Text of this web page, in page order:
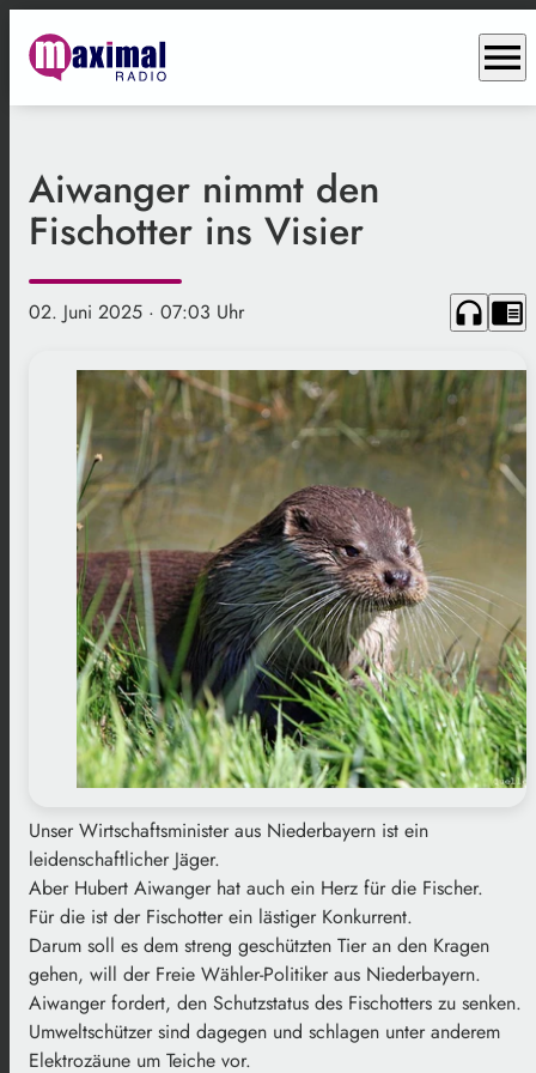
menu
Aiwanger nimmt den
Fischotter ins Visier
02. Juni 2025 · 07:03 Uhr headphones chrome_reader_mode
Unser Wirtschaftsminister aus Niederbayern ist ein
leidenschaftlicher Jäger.
Aber Hubert Aiwanger hat auch ein Herz für die Fischer.
Für die ist der Fischotter ein lästiger Konkurrent.
Darum soll es dem streng geschützten Tier an den Kragen
gehen, will der Freie Wähler-Politiker aus Niederbayern.
Aiwanger fordert, den Schutzstatus des Fischotters zu senken.
Umweltschützer sind dagegen und schlagen unter anderem
Elektrozäune um Teiche vor.